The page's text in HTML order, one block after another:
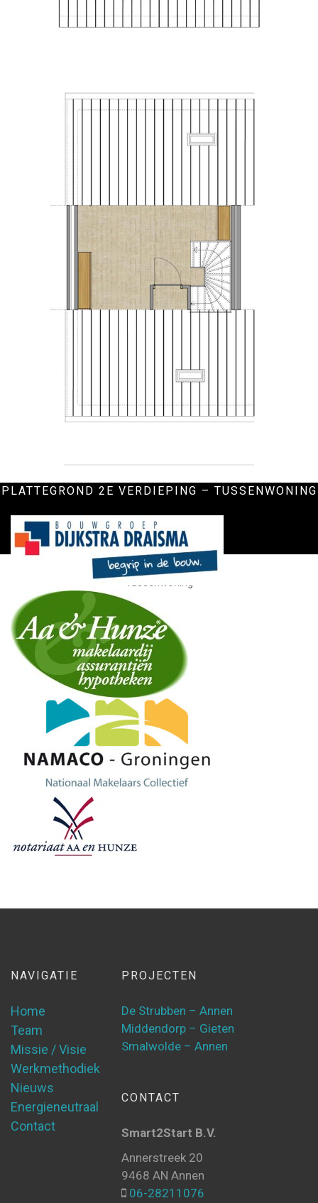
PLATTEGROND 1E VERDIEPING – TUSSENWONING
PLATTEGROND 2E VERDIEPING – TUSSENWONING
Tussenwoning
NAVIGATIE
Home
Team
Missie / Visie
Werkmethodiek
Nieuws
Energieneutraal
Contact
PROJECTEN
De Strubben – Annen
Middendorp – Gieten
Smalwolde – Annen
CONTACT
Smart2Start B.V.
Annerstreek 20
9468 AN Annen
06-28211076